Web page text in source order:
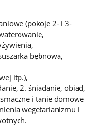
(pokoje 2- i 3-
bębnowa,
itp.),
2. śniadanie, obiad,
i tanie domowe
wegetarianizmu i